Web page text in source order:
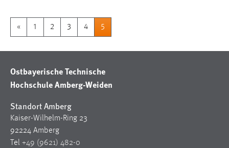
« 1 2 3 4 5
Ostbayerische Technische
Hochschule Amberg-Weiden
Standort Amberg
Kaiser-Wilhelm-Ring 23
92224 Amberg
Tel +49 (9621) 482-0